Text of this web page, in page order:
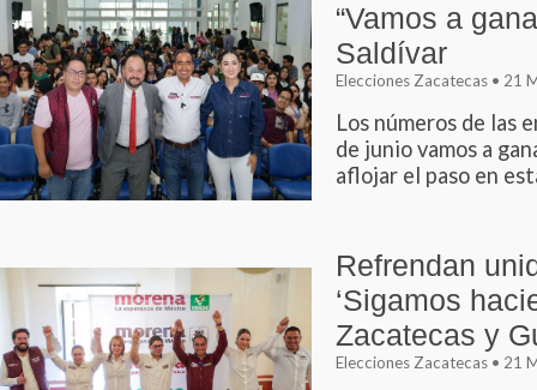
“Vamos a
Saldívar
Elecciones Zacatecas • 21
Los números de las
de junio vamos a
aflojar el paso en
Refrendan
‘Sigamos
Zacatecas y
Elecciones Zacatecas • 21